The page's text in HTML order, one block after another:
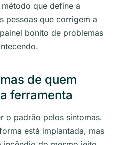
que define a
pessoas que corrigem a
bonito de problemas
de quem
ferramenta
o padrão pelos sintomas.
está implantada, mas